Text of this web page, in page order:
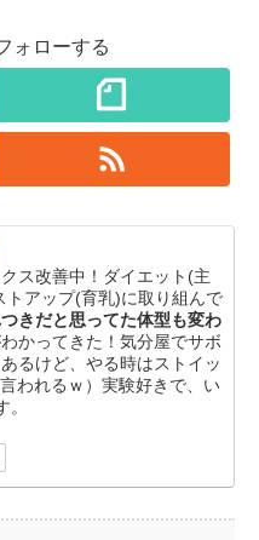
ォローする
ス改善中！ダイエット(主
トアップ(育乳)に取り組んで
つきだと思ってた体型も変わ
かってきた！気分屋でサボ
るけど、やる時はストイッ
われるｗ）実験好きで、い